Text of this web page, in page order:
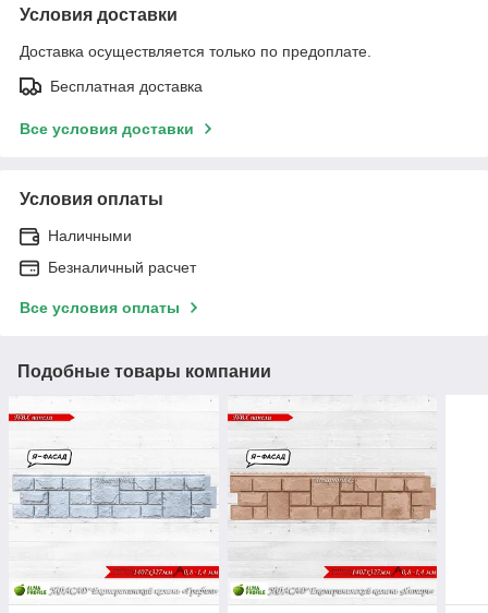
Условия доставки
Доставка осуществляется только по предоплате.
Бесплатная доставка
Все условия доставки
Условия оплаты
Наличными
Безналичный расчет
Все условия оплаты
Подобные товары компании